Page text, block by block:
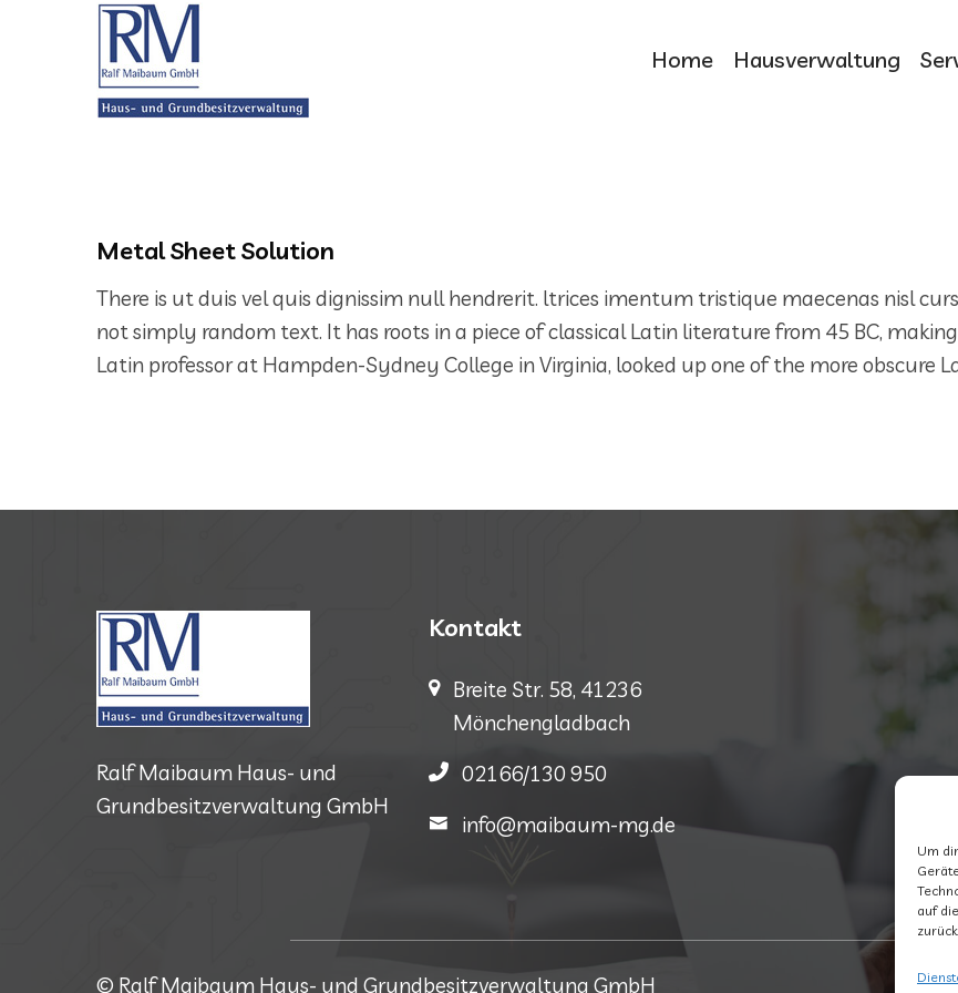
Um
auf
Home Hausverwaltung
Metal Sheet Solution
There is ut duis vel quis dignissim null hendrerit. ltrices imentum tristique maecenas nisl
not simply random text. It has roots in a piece of classical Latin literature from 45 BC,
Latin professor at Hampden-Sydney College in Virginia, looked up one of the more obscure
Ralf Maibaum Haus- und
Grundbesitzverwaltung GmbH
Kontakt
Breite Str. 58, 41236
Mönchengladbach
02166/130 950
info@maibaum-mg.de
© Ralf Maibaum Haus- und Grundbesitzverwaltung GmbH